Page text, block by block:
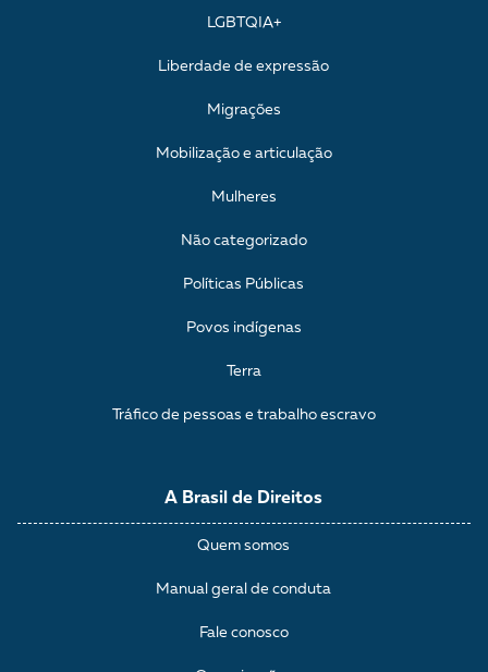
A Brasil de Direitos
Quem somos
Manual geral de conduta
Fale conosco
LGBTQIA+
Liberdade de expressão
Migrações
Mobilização e articulação
Mulheres
Não categorizado
Políticas Públicas
Povos indígenas
Terra
Tráfico de pessoas e trabalho escravo